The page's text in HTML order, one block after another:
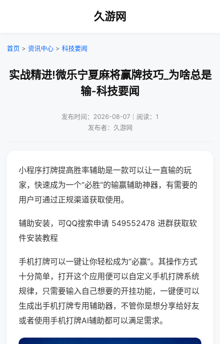
久游网
首页 > 资讯中心 > 科技要闻
实战精进!微乐宁夏麻将赢牌技巧_为啥总是
输-科技要闻
发布时间：2026-08-07｜阅读：1
发布者：久游网
小程序打牌提高胜率辅助是一款可以让一直输的玩
家，快速成为一个“必胜”的输赢辅助神器，有需要的
用户可通过正规渠道获取使用。
辅助安装，可QQ搜索申请 549552478 进群获取软
件安装教程
手机打牌可以一键让你轻松成为“必赢”。其操作方式
十分简单，打开这个应用便可以自定义手机打牌系统
规律，只需要输入自己想要的开挂功能，一键便可以
生成出手机打牌专用辅助器，不管你是想分享给好友
或者使用手机打牌AI辅助都可以满足需求。